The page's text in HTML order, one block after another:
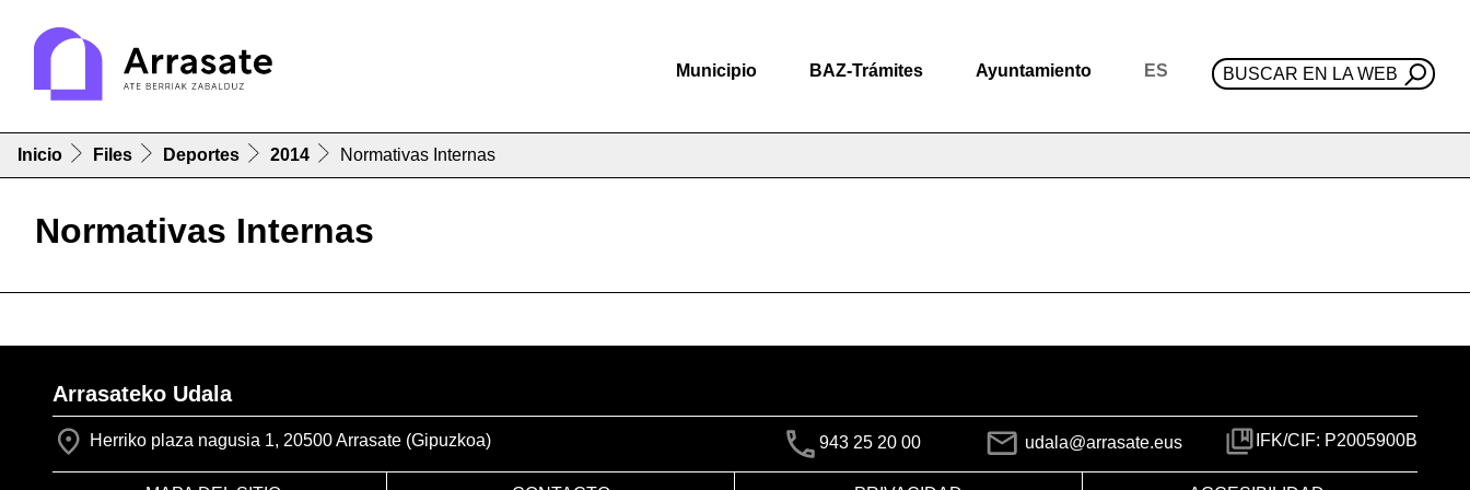
Municipio BAZ-Trámites Ayuntamiento ES BUSCAR EN LA WEB
Inicio Files Deportes 2014 Normativas Internas
Normativas Internas
Arrasateko Udala
Herriko plaza nagusia 1, 20500 Arrasate (Gipuzkoa) 943 25 20 00 udala@arrasate.eus IFK/CIF: P2005900B